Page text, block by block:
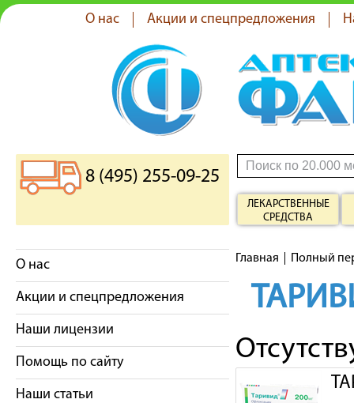
О нас Акции и спецпредложения
8 (495) 255-09-25
ЛЕКАРСТВЕННЫЕ
СРЕДСТВА
О нас
Акции и спецпредложения
Наши лицензии
Помощь по сайту
Наши статьи
Главная Полный